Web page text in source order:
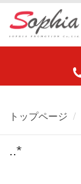
トップページ
..*